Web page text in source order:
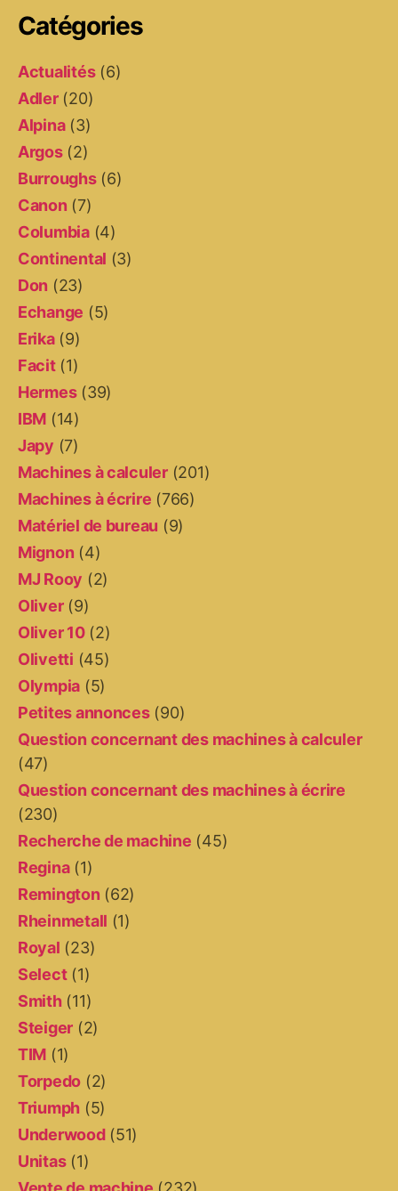
Catégories
Actualités(6)
Adler(20)
Alpina(3)
Argos(2)
Burroughs(6)
Canon (7)
Columbia(4)
Continental (3)
Don (23)
Echange (5)
Erika(9)
Facit(1)
Hermes(39)
IBM (14)
Japy (7)
Machines à calculer(201)
Machines à écrire (766)
Matériel de bureau (9)
Mignon (4)
MJ Rooy (2)
Oliver(9)
Oliver 10(2)
Olivetti (45)
Olympia (5)
Petites annonces(90)
Question concernant des machines à calculer
(47)
Question concernant des machines à écrire
(230)
Recherche de machine (45)
Regina(1)
Remington (62)
Rheinmetall (1)
Royal (23)
Select(1)
Smith(11)
Steiger (2)
TIM (1)
Torpedo (2)
Triumph (5)
Underwood(51)
Unitas(1)